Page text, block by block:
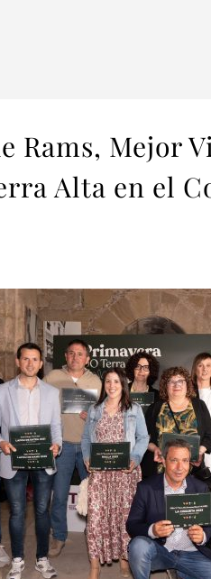
Rams, Mejor
Alta en el